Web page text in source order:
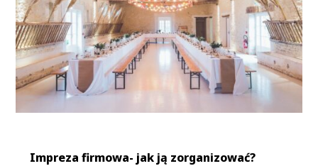
Impreza firmowa- jak ją zorganizować?